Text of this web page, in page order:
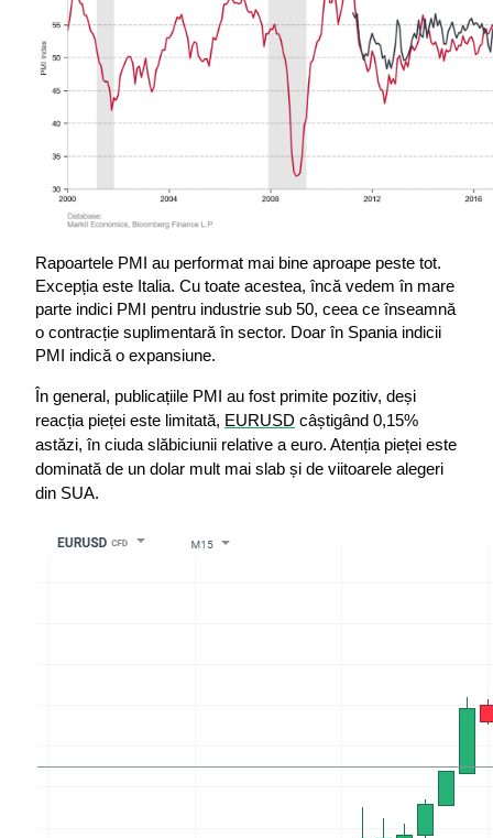
Rapoartele PMI au performat mai bine aproape peste tot.
Excepția este Italia. Cu toate acestea, încă vedem în mare
parte indici PMI pentru industrie sub 50, ceea ce înseamnă
o contracție suplimentară în sector. Doar în Spania indicii
PMI indică o expansiune.
În general, publicațiile PMI au fost primite pozitiv, deși
reacția pieței este limitată, EURUSD câștigând 0,15%
astăzi, în ciuda slăbiciunii relative a euro. Atenția pieței este
dominată de un dolar mult mai slab și de viitoarele alegeri
din SUA.